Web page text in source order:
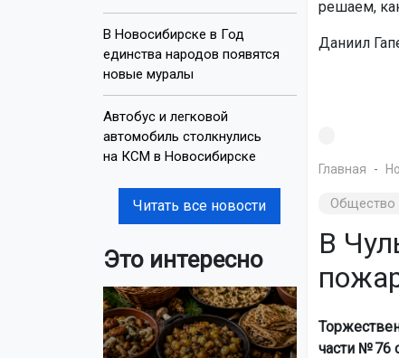
В Новосибирске в Год
единства народов появятся
новые муралы
Автобус и легковой
автомобиль столкнулись
на КСМ в Новосибирске
Читать все новости
Это интересно
решаем,
Даниил
Главная
Общество
В
части № 76